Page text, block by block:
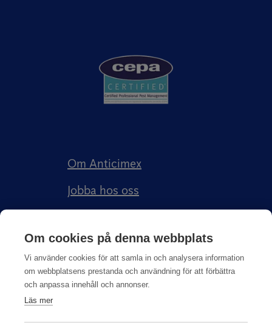
Om Anticimex
Jobba hos oss
Anticimex Försäkringar AB
Om cookies på denna webbplats
Vi använder cookies för att samla in och analysera information
om webbplatsens prestanda och användning för att förbättra
och anpassa innehåll och annonser.
Läs mer